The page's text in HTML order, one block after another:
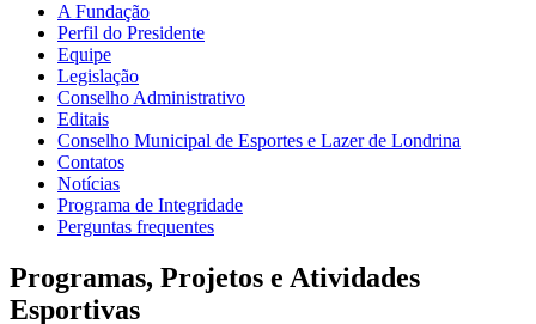
A Fundação
Perfil do Presidente
Equipe
Legislação
Conselho Administrativo
Editais
Conselho Municipal de Esportes e Lazer de Londrina
Contatos
Notícias
Programa de Integridade
Perguntas frequentes
Programas, Projetos e Atividades
Esportivas